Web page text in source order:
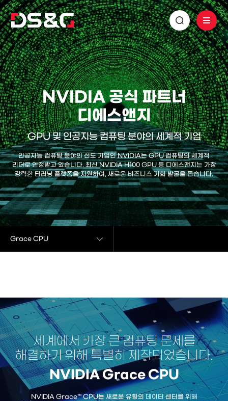
NVIDIA 공식 파트너
디에스앤지
GPU 및 인공지능 컴퓨팅 분야의 세계적 기업
인공지능 컴퓨팅 분야의 선도 기업인 NVIDIA는 GPU 컴퓨팅의 세계적
리더로 인정받고 있습니다.최신 NVIDIA H100 GPU 등 디에스앤지는 가장
강력한 딥러닝 플랫폼을 지원하여, 새로운 비즈니스 기회 발굴을 돕습니다.
Grace CPU
세계에서 가장 큰 컴퓨팅 문제를
해결하기 위해 특별히 제작되었습니다.
NVIDIA Grace CPU
NVIDIA Grace™ CPU는 새로운 유형의 데이터 센터를 위해